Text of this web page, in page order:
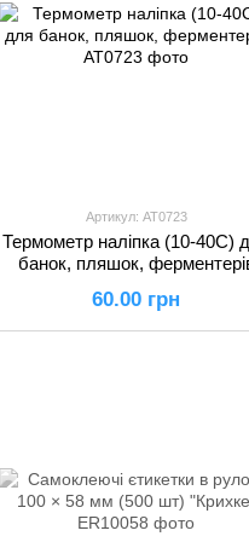
Артикул: AT0723
Термометр наліпка (10-40С)
банок, пляшок,
60.00 грн